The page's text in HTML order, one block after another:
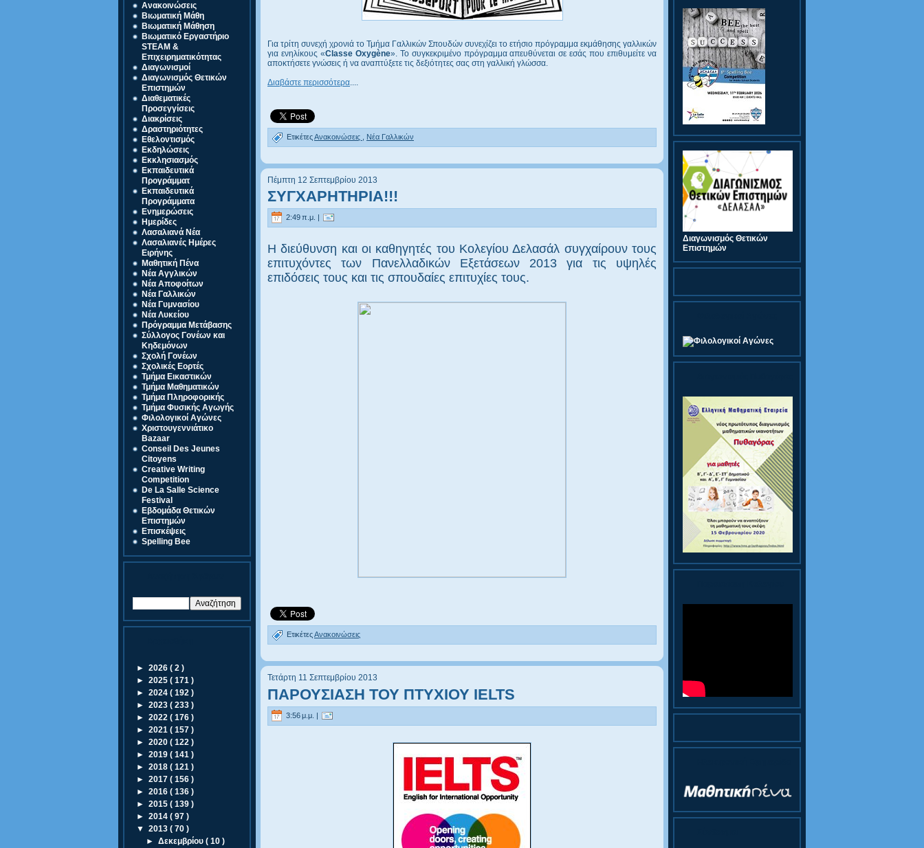
Ανακοινώσεις
Βιωματική Μάθη
Βιωματική Μάθηση
Βιωματικό Εργαστήριο
STEAM &
Επιχειρηματικότητας
Διαγωνισμοί
Διαγωνισμός Θετικών
Επιστημών
Διαθεματικές
Προσεγγίσεις
Διακρίσεις
Δραστηριότητες
Εθελοντισμός
Εκδηλώσεις
Εκκλησιασμός
Εκπαιδευτικά
Προγράμματ
Εκπαιδευτικά
Προγράμματα
Ενημερώσεις
Ημερίδες
Λασαλιανά Νέα
Λασαλιανές Ημέρες
Ειρήνης
Μαθητική Πένα
Νέα Αγγλικών
Νέα Αποφοίτων
Νέα Γαλλικών
Νέα Γυμνασίου
Νέα Λυκείου
Πρόγραμμα Μετάβασης
Σύλλογος Γονέων και
Κηδεμόνων
Σχολή Γονέων
Σχολικές Εορτές
Τμήμα Εικαστικών
Τμήμα Μαθηματικών
Τμήμα Πληροφορικής
Τμήμα Φυσικής Αγωγής
Φιλολογικοί Αγώνες
Χριστουγεννιάτικο
Bazaar
Conseil Des Jeunes
Citoyens
Creative Writing
Competition
De La Salle Science
Festival
Eβδομάδα Θετικών
Επιστημών
Eπισκέψεις
Spelling Bee
► 2026 ( 2 )
► 2025 ( 171 )
► 2024 ( 192 )
► 2023 ( 233 )
► 2022 ( 176 )
► 2021 ( 157 )
► 2020 ( 122 )
► 2019 ( 141 )
► 2018 ( 121 )
► 2017 ( 156 )
► 2016 ( 136 )
► 2015 ( 139 )
► 2014 ( 97 )
▼ 2013 ( 70 )
►Δεκεμβρίου( 10 )
Για τρίτη συνεχή χρονιά το Τμήμα Γαλλικών Σπουδών συνεχίζει το ετήσιο πρόγραμμα εκμάθησης γαλλικών
για ενηλίκους «Classe Oxygène». Το συγκεκριμένο πρόγραμμα απευθύνεται σε εσάς που επιθυμείτε να
αποκτήσετε γνώσεις ή να αναπτύξετε τις δεξιότητες σας στη γαλλική γλώσσα.
Διαβάστε περισσότερα
ΕτικέτεςΑνακοινώσεις Νέα Γαλλικών
Πέμπτη 12 Σεπτεμβρίου 2013
ΣΥΓΧΑΡΗΤΗΡΙΑ!!!
2:49 π.μ. |
Η διεύθυνση και οι καθηγητές του Κολεγίου Δελασάλ συγχαίρουν τους
επιτυχόντες των Πανελλαδικών Εξετάσεων 2013 για τις υψηλές
επιδόσεις τους και τις σπουδαίες επιτυχίες τους.
ΕτικέτεςΑνακοινώσεις
Τετάρτη 11 Σεπτεμβρίου 2013
ΠΑΡΟΥΣΙΑΣΗ ΤΟΥ ΠΤΥΧΙΟΥ IELTS
3:56 μ.μ. |
Διαγωνισμός Θετικών
Επιστημών